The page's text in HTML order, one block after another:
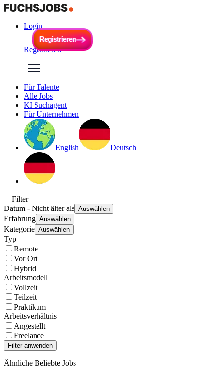
Login
Registrieren
Registrieren
Registrieren
Für Talente
Alle Jobs
KI Suchagent
Für Unternehmen
English Deutsch
Filter
Datum - Nicht älter als Auswählen
Erfahrung Auswählen
Kategorie Auswählen
Typ
Remote
Vor Ort
Hybrid
Arbeitsmodell
Vollzeit
Teilzeit
Praktikum
Arbeitsverhältnis
Angestellt
Freelance
Ähnliche Beliebte Jobs